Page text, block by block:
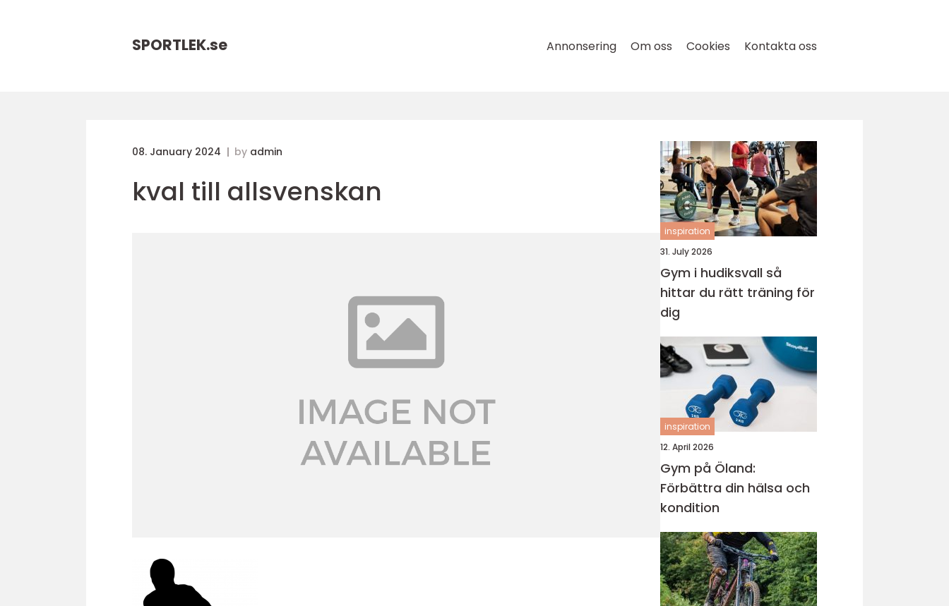
SPORTLEK.se Annonsering Om oss Cookies Kontakta oss
08. January 2024 by admin
kval till allsvenskan
inspiration
31. July 2026
Gym i hudiksvall så
hittar du rätt träning för
dig
inspiration
12. April 2026
Gym på Öland:
Förbättra din hälsa och
kondition